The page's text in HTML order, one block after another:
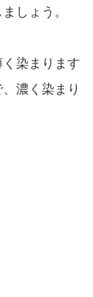
しょう。
染まります
濃く染まり